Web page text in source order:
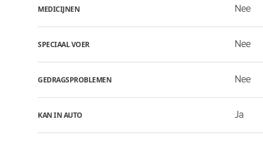
MEDICIJNEN Nee
SPECIAAL VOER Nee
GEDRAGSPROBLEMEN Nee
KAN IN AUTO Ja